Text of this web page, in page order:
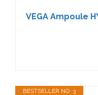
VEGA Ampoule
BESTSELLER NO. 3